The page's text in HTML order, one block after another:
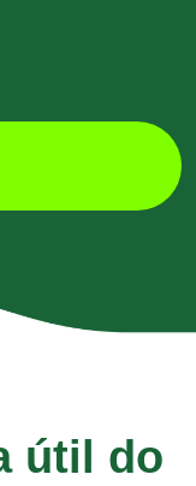
útil do